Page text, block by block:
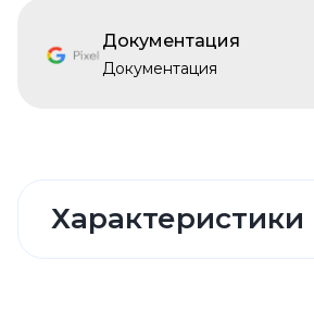
Документация
Документация
Характеристики